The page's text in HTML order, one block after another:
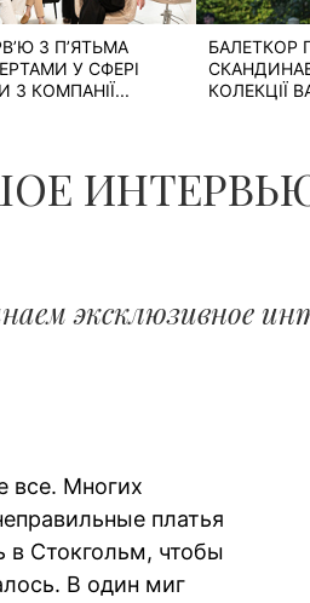
З П’ЯТЬМА
У СФЕРІ
З КОМПАНІЇ...
БАЛЕТКОР
КОЛЕКЦІЇ
эксклюзивное
все. Многих
платья
в Стокгольм, чтобы
В один миг